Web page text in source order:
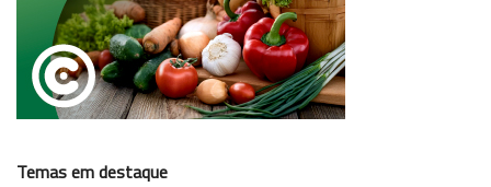
Temas em destaque